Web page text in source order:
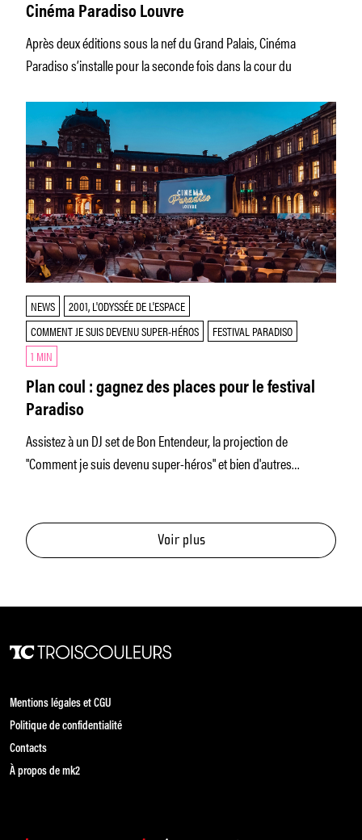
Cinéma Paradiso Louvre
Après deux éditions sous la nef du Grand Palais, Cinéma
Paradiso s’installe pour la seconde fois dans la cour du
NEWS
2001, L'ODYSSÉE DE L'ESPACE
COMMENT JE SUIS DEVENU SUPER-HÉROS
FESTIVAL PARADISO
1 MIN
Plan coul : gagnez des places pour le festival
Paradiso
Assistez à un DJ set de Bon Entendeur, la projection de
"Comment je suis devenu super-héros" et bien d'autres
Voir plus
Mentions légales et CGU
Politique de confidentialité
Contacts
À propos de mk2